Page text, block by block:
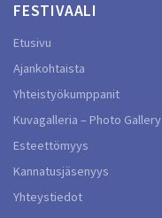
FESTIVAALI
Etusivu
Ajankohtaista
Yhteistyökumppanit
Kuvagalleria – Photo Gallery
Esteettömyys
Kannatusjäsenyys
Yhteystiedot